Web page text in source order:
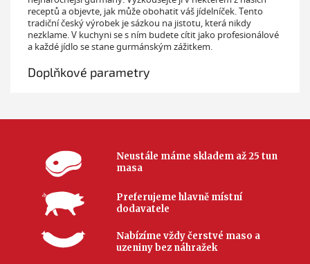
receptů a objevte, jak může obohatit váš jídelníček. Tento
tradiční český výrobek je sázkou na jistotu, která nikdy
nezklame. V kuchyni se s ním budete cítit jako profesionálové
a každé jídlo se stane gurmánským zážitkem.
Doplňkové parametry
Neustále máme skladem až 25 tun
masa
Preferujeme hlavně místní
dodavatele
Nabízíme vždy čerstvé maso a
uzeniny bez náhražek